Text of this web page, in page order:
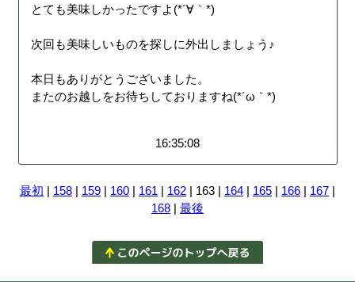
とても美味しかったですよ(*´∀｀*)
次回も美味しいものを探しに外出しましょう♪
本日もありがとうございました。
またのお越しをお待ちしておりますね(*´ω｀*)
16:35:08
最初 | 158 | 159 | 160 | 161 | 162 | 163 | 164 | 165 | 166 | 167 |
168 | 最後